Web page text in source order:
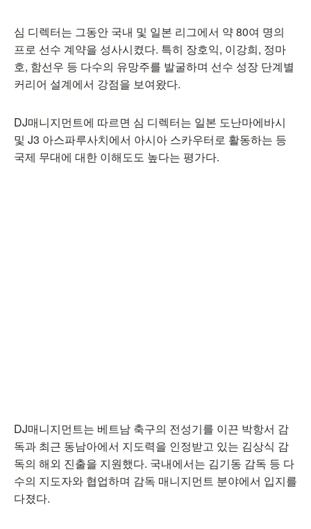
심 디렉터는 그동안 국내 및 일본 리그에서 약 80여 명의
프로 선수 계약을 성사시켰다. 특히 장호익, 이강희, 정마
호, 함선우 등 다수의 유망주를 발굴하며 선수 성장 단계별
커리어 설계에서 강점을 보여왔다.
DJ매니지먼트에 따르면 심 디렉터는 일본 도난마에바시
및 J3 아스파루사치에서 아시아 스카우터로 활동하는 등
국제 무대에 대한 이해도도 높다는 평가다.
DJ매니지먼트는 베트남 축구의 전성기를 이끈 박항서 감
독과 최근 동남아에서 지도력을 인정받고 있는 김상식 감
독의 해외 진출을 지원했다. 국내에서는 김기동 감독 등 다
수의 지도자와 협업하며 감독 매니지먼트 분야에서 입지를
다졌다.